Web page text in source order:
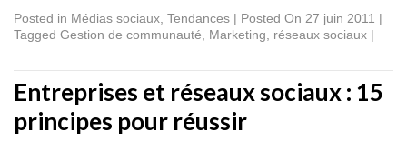
Posted in Médias sociaux Tendances | Posted On 27 juin 2011 |
Tagged Gestion de communauté Marketing réseaux sociaux |
Entreprises et réseaux sociaux : 15
principes pour réussir